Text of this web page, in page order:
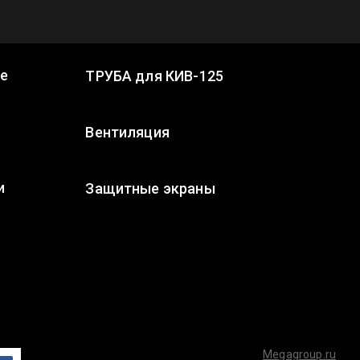
ТРУБА для КИВ-125
Вентиляция
Защитные экраны
Megagroup.ru